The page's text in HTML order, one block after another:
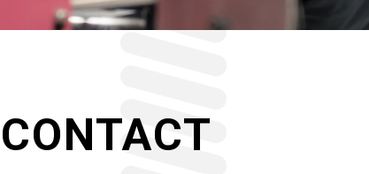
CONTACT